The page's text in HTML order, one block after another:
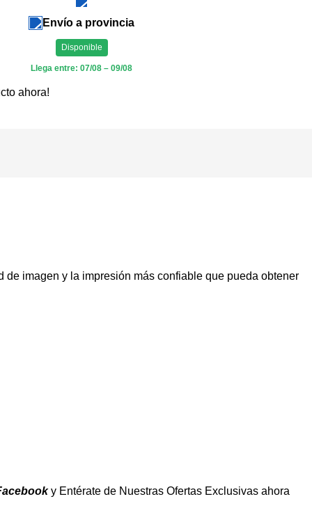
Envío a provincia
Disponible
Llega entre: 07/08 – 09/08
ahora!
imagen y la impresión más confiable que pueda obtener
y Entérate de Nuestras Ofertas Exclusivas ahora